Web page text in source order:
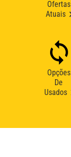
Ofertas
Atuais
Opções
De
Usados